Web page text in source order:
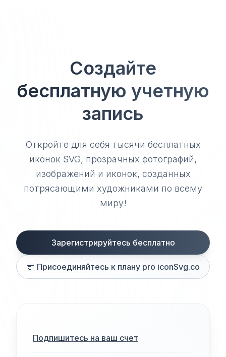
Создайте
бесплатную учетную
запись
Откройте для себя тысячи бесплатных
иконок SVG, прозрачных фотографий,
изображений и иконок, созданных
потрясающими художниками по всему
миру!
Зарегистрируйтесь бесплатно
🎊 Присоединяйтесь к плану pro iconSvg.co
Подпишитесь на ваш счет